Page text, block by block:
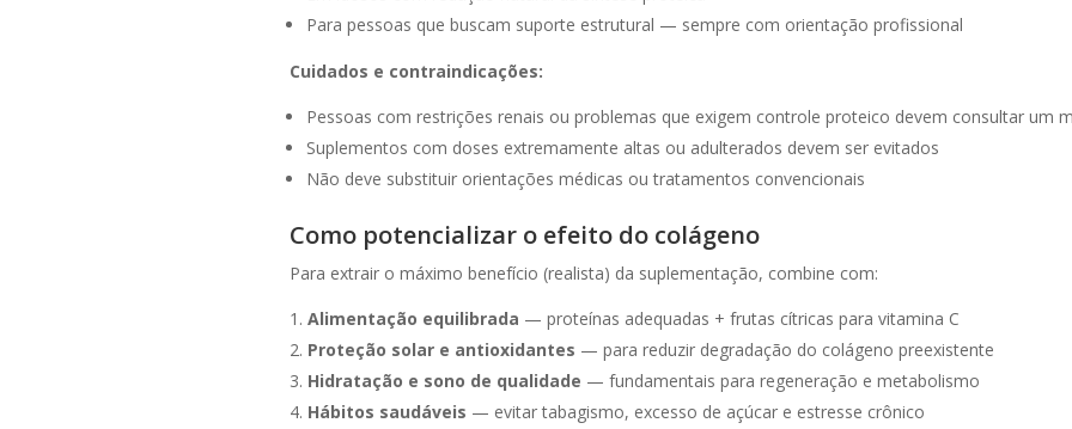
Para pessoas que buscam suporte estrutural — sempre com orientação profissional
Cuidados e contraindicações:
Pessoas com restrições renais ou problemas que exigem controle proteico devem consultar um
Suplementos com doses extremamente altas ou adulterados devem ser evitados
Não deve substituir orientações médicas ou tratamentos convencionais
Como potencializar o efeito do colágeno
Para extrair o máximo benefício (realista) da suplementação, combine com:
Alimentação equilibrada — proteínas adequadas + frutas cítricas para vitamina C
Proteção solar e antioxidantes — para reduzir degradação do colágeno preexistente
Hidratação e sono de qualidade — fundamentais para regeneração e metabolismo
Hábitos saudáveis — evitar tabagismo, excesso de açúcar e estresse crônico